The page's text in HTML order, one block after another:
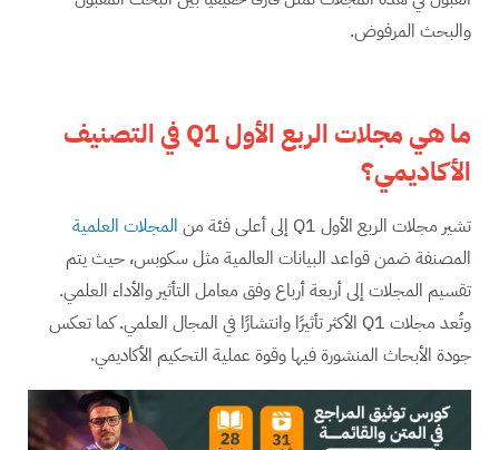
والبحث المرفوض.
ماهيمجلات الربع الأول
في التصنيف
الأكاديمي؟
تشير مجلات الربع الأول Q1 إلى أعلى فئة من
المجلات العلمية
المصنفة ضمن قواعد البيانات العالمية مثل سكوبس، حيث يتم
تقسيم المجلات إلى أربعة أرباع وفق معامل التأثير والأداء العلمي.
وتُعد مجلات Q1 الأكثر تأثيرًا وانتشارًا في المجال العلمي. كما تعكس
جودة الأبحاث المنشورة فيها وقوة عملية التحكيم الأكاديمي.